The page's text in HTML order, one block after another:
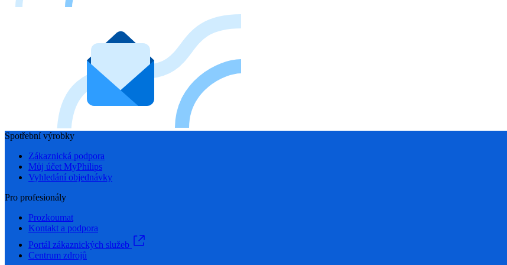
Spotřební výrobky
Zákaznická podpora
Můj účet MyPhilips
Vyhledání objednávky
Pro profesionály
Prozkoumat
Kontakt a podpora
Portál zákaznických služeb
Centrum zdrojů